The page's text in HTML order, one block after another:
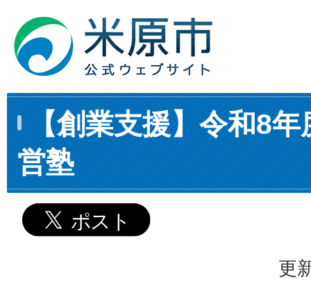
【創業支援】令和8
営塾
更